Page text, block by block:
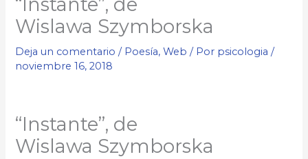
Wislawa Szymborska
Deja un comentario / Poesía,Web / Por psicologia/
noviembre 16, 2018
“Instante”, de
Wislawa Szymborska